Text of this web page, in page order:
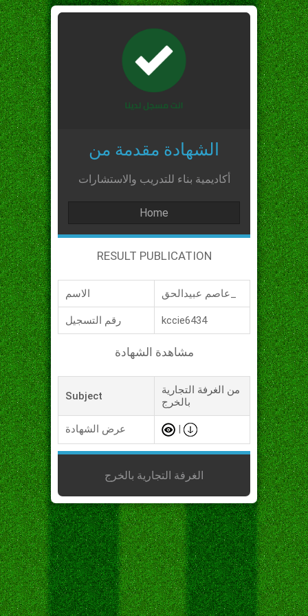
الشهادة مقدمة من
أكاديمية بناء للتدريب والاستشارات
Home
RESULT PUBLICATION
الاسم
رقم التسجيل kccie6434
مشاهدة الشهادة
Subject
من الغرفة التجارية
بالخرج
عرض الشهادة
الغرفة التجارية بالخرج